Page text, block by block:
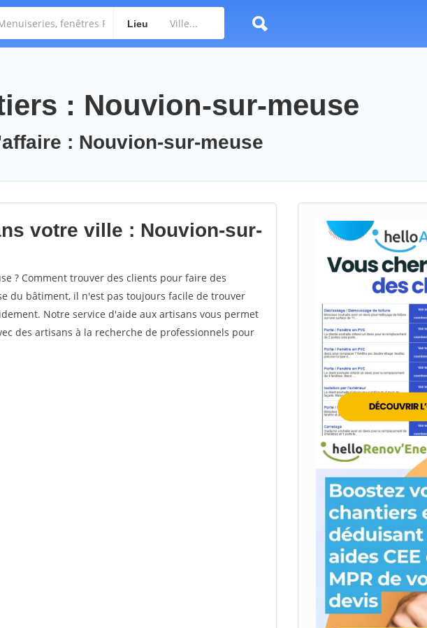
Lieu
: Nouvion-sur-meuse
: Nouvion-sur-meuse
votre ville : Nouvion-sur-
? Comment trouver des clients pour faire des
du bâtiment, il n'est pas toujours facile de trouver
Notre service d'aide aux artisans vous permet
des artisans à la recherche de professionnels pour